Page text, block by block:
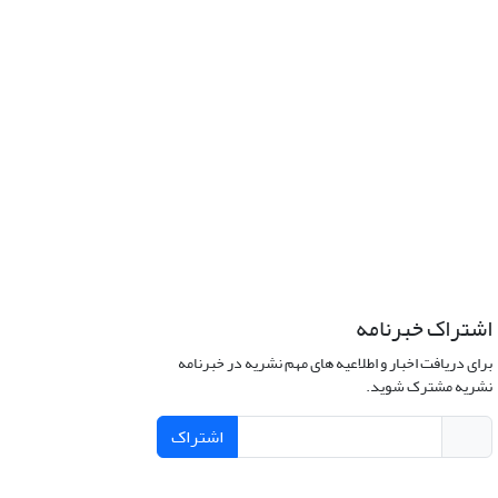
اشتراک خبرنامه
برای دریافت اخبار و اطلاعیه های مهم نشریه در خبرنامه
نشریه مشترک شوید.
اشتراک